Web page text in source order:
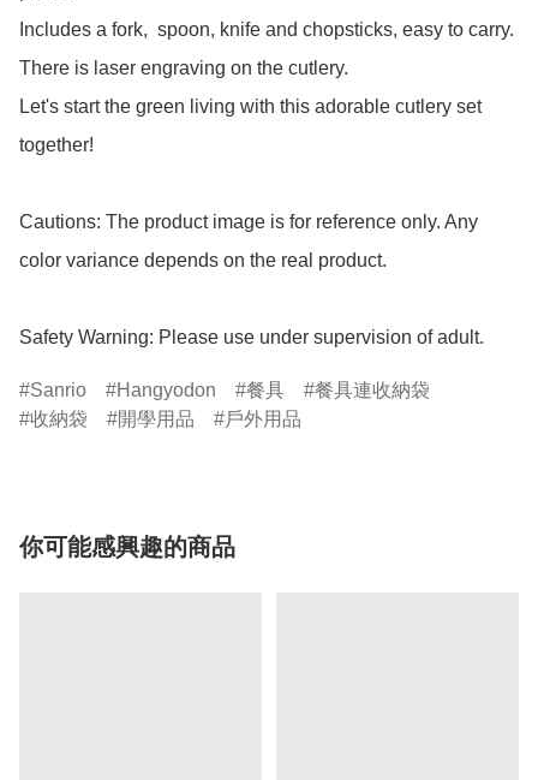
Includes a fork,  spoon, knife and chopsticks, easy to carry.
There is laser engraving on the cutlery.
Let's start the green living with this adorable cutlery set
together!
Cautions: The product image is for reference only. Any
color variance depends on the real product.
Safety Warning: Please use under supervision of adult.
Sanrio Hangyodon 餐具
餐具連收納袋
收納袋
開學用品 戶外用品
你可能感興趣的商品